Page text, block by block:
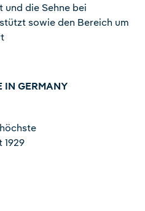
die Sehne bei
sowie den Bereich um
IN GERMANY